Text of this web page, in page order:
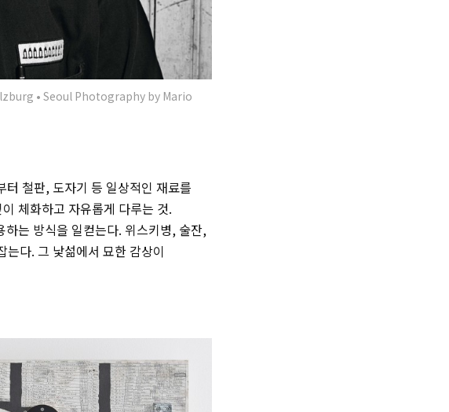
• Seoul Photography by Mario
철판, 도자기 등 일상적인 재료를
체화하고 자유롭게 다루는 것.
는 방식을 일컫는다. 위스키병, 술잔,
다. 그 낯섦에서 묘한 감상이